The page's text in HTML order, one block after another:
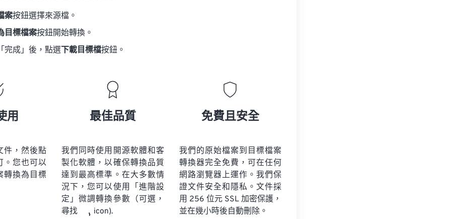
案按鈕選擇來源檔。
目標檔案按鈕開始轉換。
完成」後，點選 下載目標檔按鈕。
用
件，然後點
。您也可以
轉換為目標
最佳品質
我們同時使用開源軟體和客
製化軟體，以確保轉換品質
達到最高標準。在大多數情
況下，您可以使用「進階設
定」微調轉換參數（可選，
尋找
icon).
免費且安全
我們的原始檔案到目標檔案
轉換器完全免費，可在任何
網路瀏覽器上運作。我們保
證文件安全和隱私。文件採
用 256 位元 SSL 加密保護，
並在幾小時後自動刪除。